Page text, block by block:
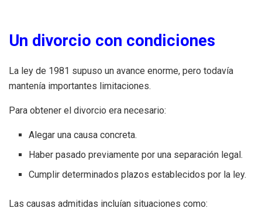
Un divorcio con condiciones
La ley de 1981 supuso un avance enorme, pero todavía
mantenía importantes limitaciones.
Para obtener el divorcio era necesario:
Alegar una causa concreta.
Haber pasado previamente por una separación legal.
Cumplir determinados plazos establecidos por la ley.
Las causas admitidas incluían situaciones como: